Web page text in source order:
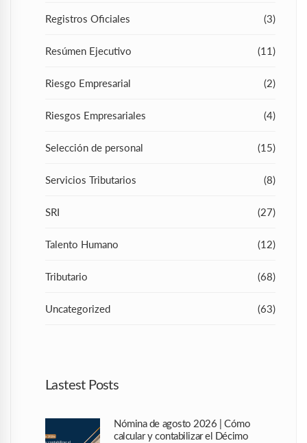
Registros Oficiales (3)
Resúmen Ejecutivo (11)
Riesgo Empresarial (2)
Riesgos Empresariales (4)
Selección de personal (15)
Servicios Tributarios (8)
SRI (27)
Talento Humano (12)
Tributario (68)
Uncategorized (63)
Lastest Posts
Nómina de agosto 2026 | Cómo
calcular y contabilizar el Décimo